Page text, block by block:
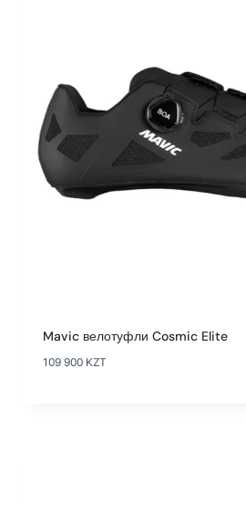
Mavic велотуфли Cosmic Elite
109 900 KZT